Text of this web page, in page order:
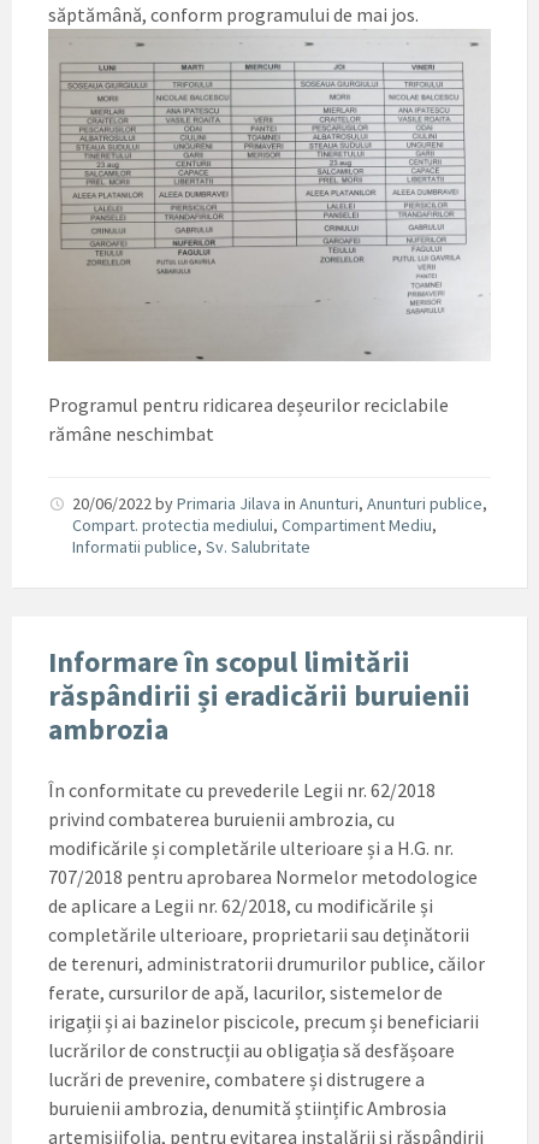
săptămână, conform programului de mai jos.
Programul pentru ridicarea deșeurilor reciclabile
rămâne neschimbat
20/06/2022byPrimaria Jilava in Anunturi, Anunturi publice,
Compart. protectia mediului, Compartiment Mediu,
Informatii publice, Sv. Salubritate
Informare în scopul limitării
răspândirii și eradicării buruienii
ambrozia
În conformitate cu prevederile Legii nr. 62/2018
privind combaterea buruienii ambrozia, cu
modificările și completările ulterioare și a H.G. nr.
707/2018 pentru aprobarea Normelor metodologice
de aplicare a Legii nr. 62/2018, cu modificările și
completările ulterioare, proprietarii sau deținătorii
de terenuri, administratorii drumurilor publice, căilor
ferate, cursurilor de apă, lacurilor, sistemelor de
irigații și ai bazinelor piscicole, precum și beneficiarii
lucrărilor de construcții au obligația să desfășoare
lucrări de prevenire, combatere și distrugere a
buruienii ambrozia, denumită științific Ambrosia
artemisiifolia, pentru evitarea instalării și răspândirii